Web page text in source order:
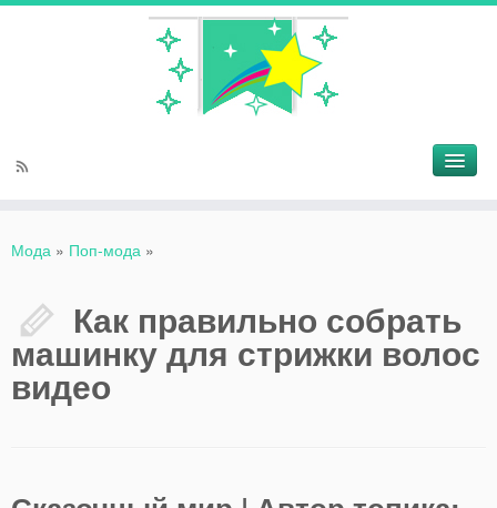
Мода » Поп-мода »
Как правильно собрать
машинку для стрижки волос
видео